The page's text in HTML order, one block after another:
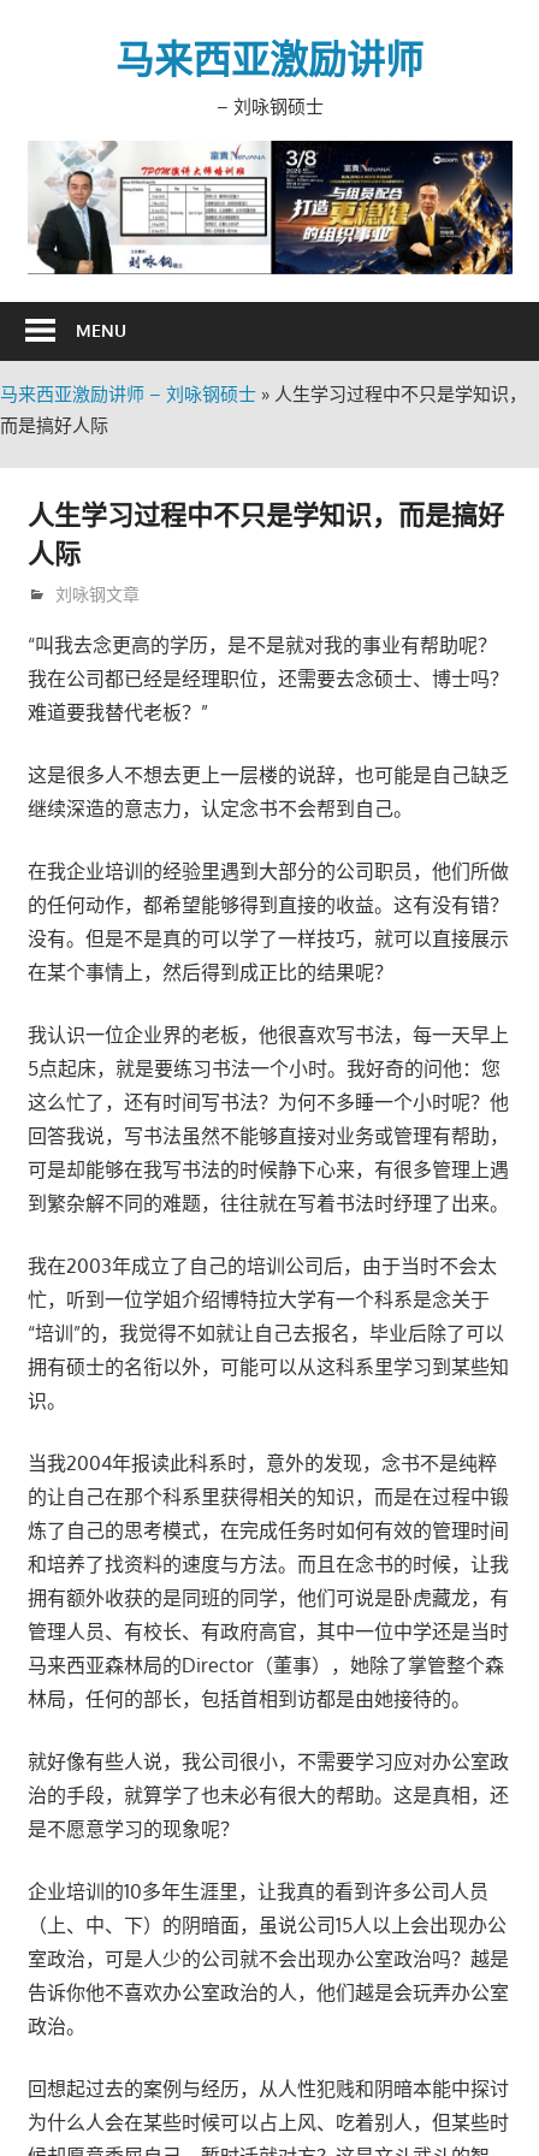
马来西亚激励讲师
– 刘咏钢硕士
MENU
马来西亚激励讲师 – 刘咏钢硕士 » 人生学习过程中不只是学知识，
而是搞好人际
人生学习过程中不只是学知识，而是搞好
人际
10月 27, 2016
trainer
刘咏钢文章
“叫我去念更高的学历，是不是就对我的事业有帮助呢？
我在公司都已经是经理职位，还需要去念硕士、博士吗？
难道要我替代老板？”
这是很多人不想去更上一层楼的说辞，也可能是自己缺乏
继续深造的意志力，认定念书不会帮到自己。
在我企业培训的经验里遇到大部分的公司职员，他们所做
的任何动作，都希望能够得到直接的收益。这有没有错？
没有。但是不是真的可以学了一样技巧，就可以直接展示
在某个事情上，然后得到成正比的结果呢？
我认识一位企业界的老板，他很喜欢写书法，每一天早上
5点起床，就是要练习书法一个小时。我好奇的问他：您
这么忙了，还有时间写书法？为何不多睡一个小时呢？他
回答我说，写书法虽然不能够直接对业务或管理有帮助，
可是却能够在我写书法的时候静下心来，有很多管理上遇
到繁杂解不同的难题，往往就在写着书法时纾理了出来。
我在2003年成立了自己的培训公司后，由于当时不会太
忙，听到一位学姐介绍博特拉大学有一个科系是念关于
“培训”的，我觉得不如就让自己去报名，毕业后除了可以
拥有硕士的名衔以外，可能可以从这科系里学习到某些知
识。
当我2004年报读此科系时，意外的发现，念书不是纯粹
的让自己在那个科系里获得相关的知识，而是在过程中锻
炼了自己的思考模式，在完成任务时如何有效的管理时间
和培养了找资料的速度与方法。而且在念书的时候，让我
拥有额外收获的是同班的同学，他们可说是卧虎藏龙，有
管理人员、有校长、有政府高官，其中一位中学还是当时
马来西亚森林局的Director（董事），她除了掌管整个森
林局，任何的部长，包括首相到访都是由她接待的。
就好像有些人说，我公司很小，不需要学习应对办公室政
治的手段，就算学了也未必有很大的帮助。这是真相，还
是不愿意学习的现象呢？
企业培训的10多年生涯里，让我真的看到许多公司人员
（上、中、下）的阴暗面，虽说公司15人以上会出现办公
室政治，可是人少的公司就不会出现办公室政治吗？越是
告诉你他不喜欢办公室政治的人，他们越是会玩弄办公室
政治。
回想起过去的案例与经历，从人性犯贱和阴暗本能中探讨
为什么人会在某些时候可以占上风、吃着别人，但某些时